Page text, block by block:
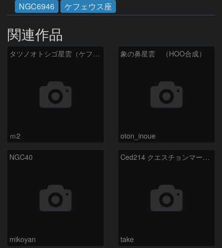
NGC6946
ケフェウス座
関連作品
タツノオトシゴ星雲（ケフェウス座）
ｍ2
象の鼻星雲 （HOO合成）
oton_inoue
NGC40
mikoyan
Ced214 クエスチョンマーク星雲の“心臓部”
take